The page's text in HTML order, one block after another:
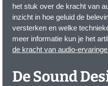
het stuk over de kracht van
inzicht in hoe geluid de
versterken en welke
meer informatie kun je het
de kracht van audio-
De Sound